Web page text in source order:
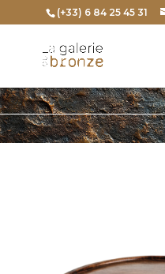
(+33) 6 84 25 45 31